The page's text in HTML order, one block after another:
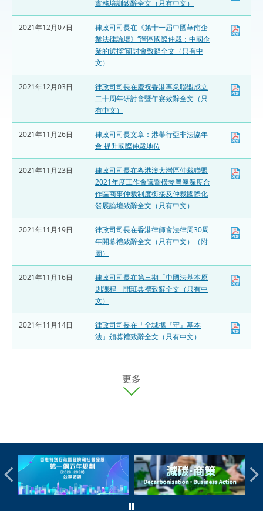
實務培訓致辭全文（只有中文）
2021年12月07日
律政司司長在《第十一屆中國華南企
業法律論壇》“灣區國際仲裁：中國企
業的選擇”研討會致辭全文（只有中
文）
2021年12月03日
律政司司長在慶祝香港專業聯盟成立
二十周年研討會暨午宴致辭全文（只
有中文）
2021年11月26日
律政司司長文章：港舉行亞非法協年
會 提升國際仲裁地位
2021年11月23日
律政司司長在粵港澳大灣區仲裁聯盟
2021年度工作會議暨橫琴粵澳深度合
作區商事仲裁制度銜接及仲裁國際化
發展論壇致辭全文（只有中文）
2021年11月19日
律政司司長在香港律師會法律周30周
年開幕禮致辭全文（只有中文）（附
圖）
2021年11月16日
律政司司長在第三期「中國法基本原
則課程」開班典禮致辭全文（只有中
文）
2021年11月14日
律政司司長在「全城攜『守』基本
法」頒獎禮致辭全文（只有中文）
更多